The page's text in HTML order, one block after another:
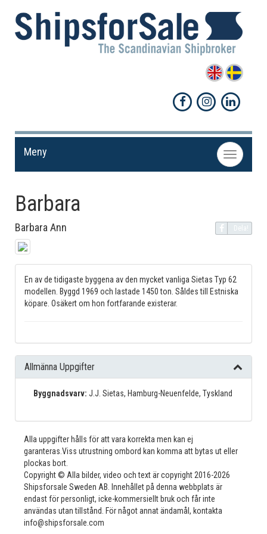
Toggle
navigation
Meny
Barbara
Barbara Ann Dela!
En av de tidigaste byggena av den mycket vanliga Sietas Typ 62
modellen. Byggd 1969 och lastade 1450 ton. Såldes till Estniska
köpare. Osäkert om hon fortfarande existerar.
Allmänna Uppgifter
Byggnadsvarv: J.J. Sietas, Hamburg-Neuenfelde, Tyskland
Alla uppgifter hålls för att vara korrekta men kan ej
garanteras.Viss utrustning ombord kan komma att bytas ut eller
plockas bort.
Copyright © Alla bilder, video och text är copyright 2016-2026
Shipsforsale Sweden AB. Innehållet på denna webbplats är
endast för personligt, icke-kommersiellt bruk och får inte
användas utan tillstånd. För något annat ändamål, kontakta
info@shipsforsale.com